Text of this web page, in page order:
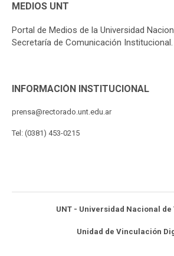
MEDIOS UNT
Portal de Medios de la Universidad
Secretaría de Comunicación Institucional.
INFORMACIÓN INSTITUCIONAL
prensa@rectorado.unt.edu.ar
Tel: (0381) 453-0215
UNT - Universidad Nacional de
Unidad de Vinculación